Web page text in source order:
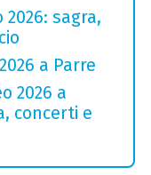
sagra,
a Parre
2026 a
concerti e